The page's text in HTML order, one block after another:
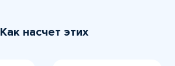
Как насчет этих